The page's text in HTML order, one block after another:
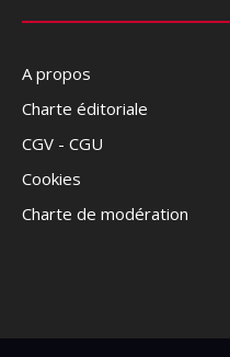
A propos
Charte éditoriale
CGV - CGU
Cookies
Charte de modération